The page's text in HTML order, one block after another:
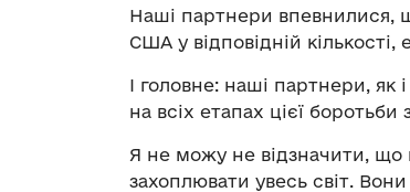
Наші партнери впевнилися,
США у відповідній
І головне: наші партнери,
на всіх етапах цієї боротьби
Я не можу не відзначити, що
захоплювати увесь світ.